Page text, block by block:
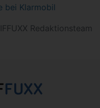
bei Klarmobil
Redaktionsteam